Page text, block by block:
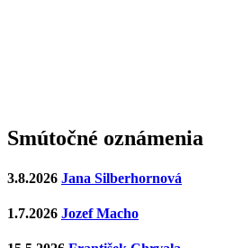
Smútočné oznámenia
3.8.2026 Jana Silberhornová
1.7.2026 Jozef Macho